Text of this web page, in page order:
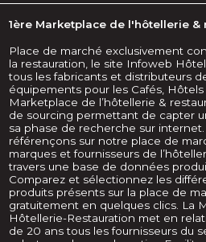
1ère Marketplace de l'hôtellerie &
Place de marché exclusivement
la restauration, le site Infoweb
tous les fabricants et distributeurs
équipements pour les Cafés, Hôtels
Marketplace de l’hôtellerie &
de sourcing permettant de capter
sa phase de recherche sur
référençons sur notre place de
marques et fournisseurs de
travers une base de données
Comparez et sélectionnez les
produits présents sur la place de
gratuitement en quelques clics. La
Hôtellerie-Restauration met en
de 20 ans tous les fournisseurs du